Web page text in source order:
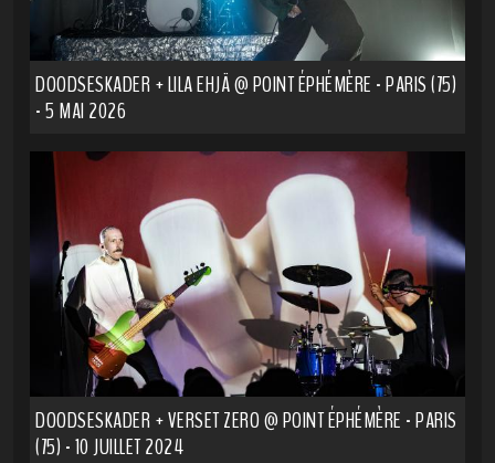
DOODSESKADER + LILA EHJÄ @ POINT ÉPHÉMÈRE - PARIS (75)
- 5 MAI 2026
DOODSESKADER + VERSET ZERO @ POINT ÉPHÉMÈRE - PARIS
(75) - 10 JUILLET 2024